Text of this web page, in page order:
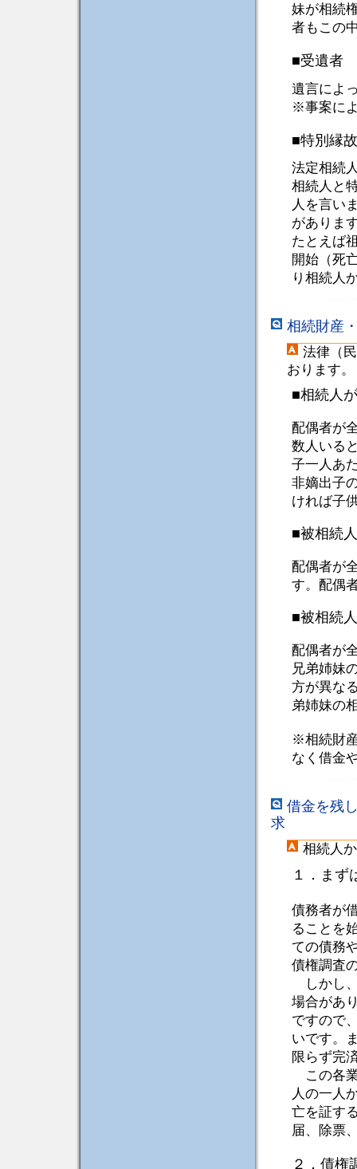
妹が相続
者もこの
■受遺者
遺言によ
※事案に
■特別縁
法定相続
相続人と
人を言い
がありま
たとえば
開始（死
り相続人
相続財産
法律（
おります。
■相続人
配偶者が
数人いる
子一人あ
非嫡出子
ければ子
■被相続
配偶者が
す。配偶
■被相続
配偶者が
兄弟姉妹
方が異な
弟姉妹の
※相続財
なく借金
借金を残
求
相続人
１．まず
債務者が
ることを
ての債務
債権調査
しかし
場合があ
ですので
いです。
限らず完
この各
人の一人
亡を証す
届、除票
２．債権